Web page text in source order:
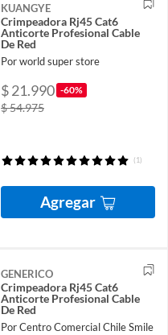
KUANGYE
Crimpeadora Rj45 Cat6
Anticorte Profesional Cable
De Red
Por world super store
$ 21.990 -60%
$ 54.975
(1)
Agregar
GENERICO
Crimpeadora Rj45 Cat6
Anticorte Profesional Cable
De Red
Por Centro Comercial Chile Smile